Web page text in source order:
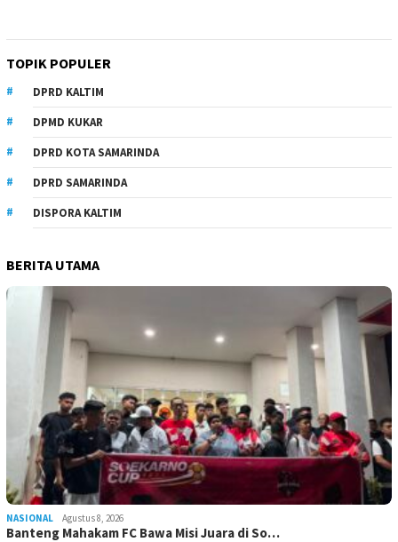
TOPIK POPULER
DPRD KALTIM
DPMD KUKAR
DPRD KOTA SAMARINDA
DPRD SAMARINDA
DISPORA KALTIM
BERITA UTAMA
NASIONAL Agustus 8, 2026
Banteng Mahakam FC Bawa Misi Juara di So…